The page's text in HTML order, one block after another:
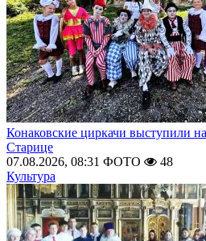
Конаковские циркачи выступили
Старице
07.08.2026, 08:31 ФОТО
48
Культура